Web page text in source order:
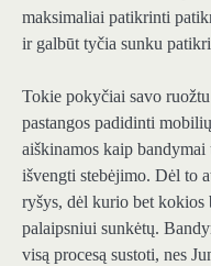
maksimaliai patikrinti
ir galbūt tyčia sunku
Tokie pokyčiai savo
pastangos padidinti
aiškinamos kaip
išvengti stebėjimo. Dėl to
ryšys, dėl kurio bet kokios
palaipsniui sunkėtų.
visą procesą sustoti, nes